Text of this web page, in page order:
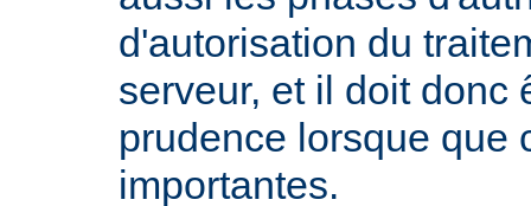
d'autorisation du
serveur, et il doit donc
prudence lorsque que
importantes.